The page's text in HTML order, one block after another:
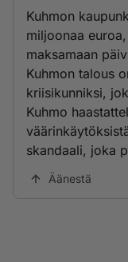
Kuhmon
miljoonaa
maksamaan
Kuhmon talous
kriisikunniksi,
Kuhmo
skandaali, joka
Äänestä